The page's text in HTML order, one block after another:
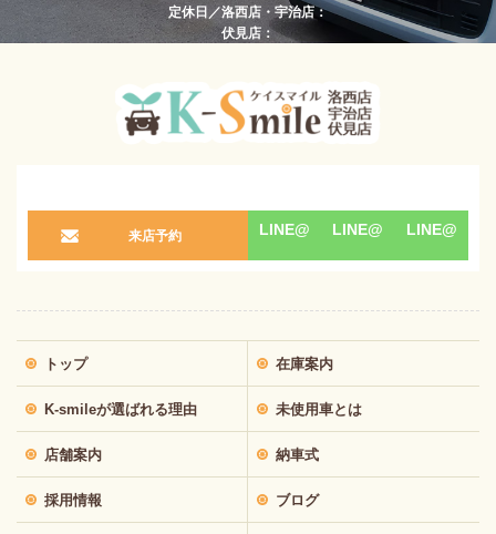
定休日／洛西店・宇治店：
伏見店：
来店予約 LINE@ LINE@ LINE@
トップ 在庫案内
K-smileが選ばれる理由 未使用車とは
店舗案内 納車式
採用情報 ブログ